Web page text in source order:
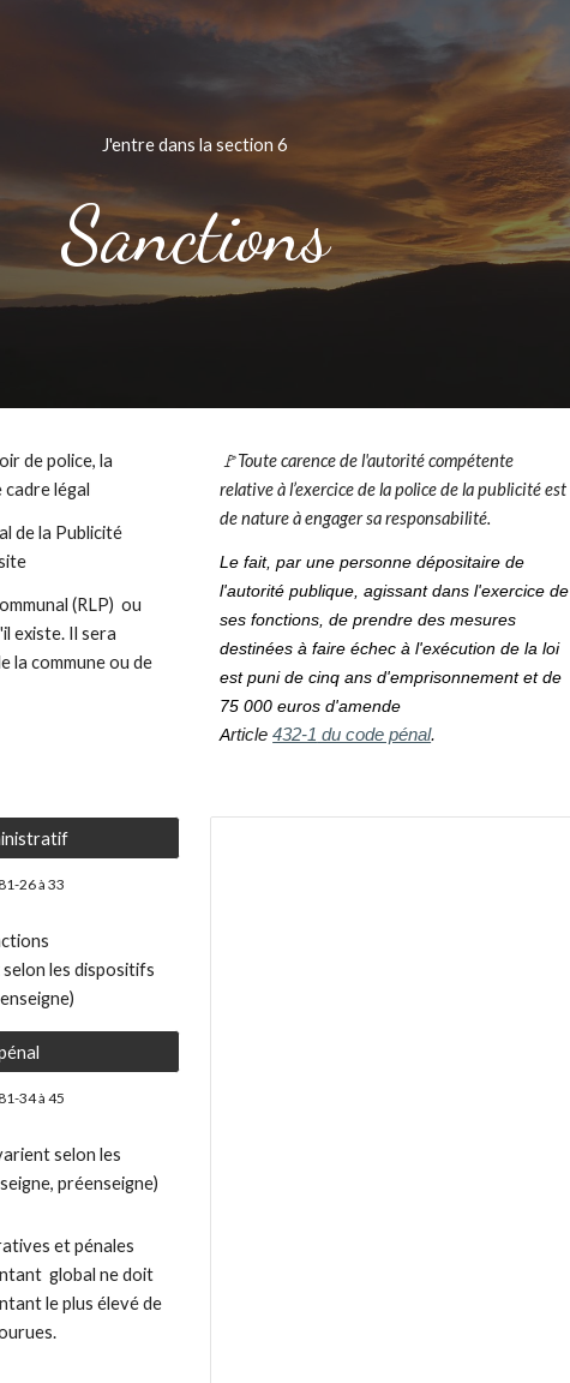
Skip to navigation
J'entre dans la section6
Sanctions
de police, la
cadre légal
de la Publicité
(RLP) ou
existe. Il sera
la commune ou de
🚩Toute carence de l'autorité compétente
relative à l’exercice de la police de la publicité est
de nature à engager sa responsabilité.
Le fait, par une personne dépositaire de
l'autorité publique, agissant dans l'exercice de
ses fonctions, de prendre des mesures
destinées à faire échec à l'exécution de la loi
est puni de cinq ans d'emprisonnement et de
75 000 euros d'amende
Article432-1 du code pénal.
26 à 33
les dispositifs
34 à 45
selon les
préenseigne)
et pénales
global ne doit
le plus élevé de